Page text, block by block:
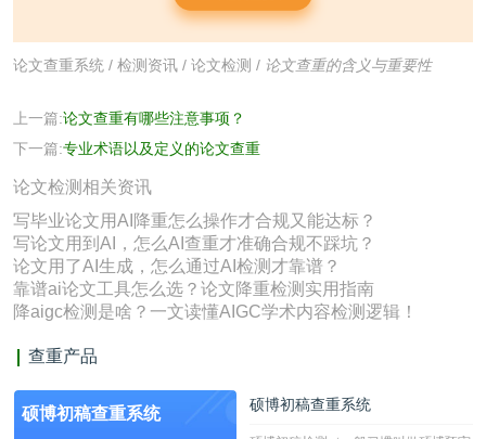
论文查重系统 / 检测资讯 / 论文检测 / 论文查重的含义与重要性
上一篇:论文查重有哪些注意事项？
下一篇:专业术语以及定义的论文查重
论文检测相关资讯
写毕业论文用AI降重怎么操作才合规又能达标？
写论文用到AI，怎么AI查重才准确合规不踩坑？
论文用了AI生成，怎么通过AI检测才靠谱？
靠谱ai论文工具怎么选？论文降重检测实用指南
降aigc检测是啥？一文读懂AIGC学术内容检测逻辑！
查重产品
硕博初稿查重系统 硕博初稿查重系统